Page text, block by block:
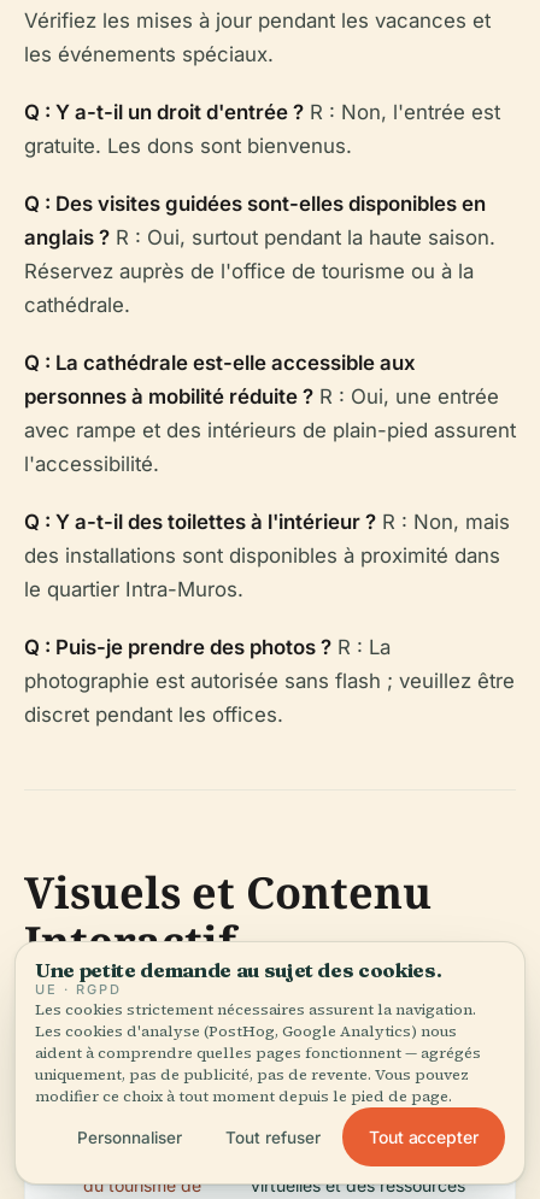
Vérifiez les mises à jour pendant les vacances et
les événements spéciaux.
Q : Y a-t-il un droit d'entrée ? R : Non, l'entrée est
gratuite. Les dons sont bienvenus.
Q : Des visites guidées sont-elles disponibles en
anglais ? R : Oui, surtout pendant la haute saison.
Réservez auprès de l'office de tourisme ou à la
cathédrale.
Q : La cathédrale est-elle accessible aux
personnes à mobilité réduite ? R : Oui, une entrée
avec rampe et des intérieurs de plain-pied assurent
l'accessibilité.
Q : Y a-t-il des toilettes à l'intérieur ? R : Non, mais
des installations sont disponibles à proximité dans
le quartier Intra-Muros.
Q : Puis-je prendre des photos ? R : La
photographie est autorisée sans flash ; veuillez être
discret pendant les offices.
Visuels et Contenu
Interactif
Inclure des photos de l'extérieur de la cathédrale,
des vitraux, du chœur et du tombeau de Jacques
Cartier, chacune avec un texte alternatif descriptif.
du tourisme de
) propose des visites
virtuelles et des ressources
Une petite demande au sujet des cookies.
UE · RGPD
Les cookies strictement nécessaires assurent la navigation.
Les cookies d'analyse (PostHog, Google Analytics) nous
aident à comprendre quelles pages fonctionnent — agrégés
uniquement, pas de publicité, pas de revente. Vous pouvez
modifier ce choix à tout moment depuis le pied de page.
Personnaliser Tout refuser Tout accepter